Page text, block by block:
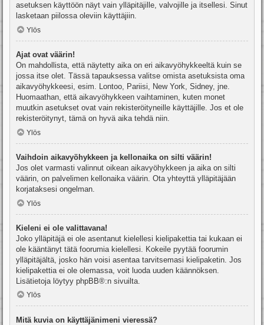
asetuksen käyttöön näyt vain ylläpitäjille, valvojille ja itsellesi. Sinut
lasketaan piilossa oleviin käyttäjiin.
Ylös
Ajat ovat väärin!
On mahdollista, että näytetty aika on eri aikavyöhykkeeltä kuin se
jossa itse olet. Tässä tapauksessa valitse omista asetuksista oma
aikavyöhykkeesi, esim. Lontoo, Pariisi, New York, Sidney, jne.
Huomaathan, että aikavyöhykkeen vaihtaminen, kuten monet
muutkin asetukset ovat vain rekisteröityneille käyttäjille. Jos et ole
rekisteröitynyt, tämä on hyvä aika tehdä niin.
Ylös
Vaihdoin aikavyöhykkeen ja kellonaika on silti väärin!
Jos olet varmasti valinnut oikean aikavyöhykkeen ja aika on silti
väärin, on palvelimen kellonaika väärin. Ota yhteyttä ylläpitäjään
korjataksesi ongelman.
Ylös
Kieleni ei ole valittavana!
Joko ylläpitäjä ei ole asentanut kielellesi kielipakettia tai kukaan ei
ole kääntänyt tätä foorumia kielellesi. Kokeile pyytää foorumin
ylläpitäjältä, josko hän voisi asentaa tarvitsemasi kielipaketin. Jos
kielipakettia ei ole olemassa, voit luoda uuden käännöksen.
Lisätietoja löytyy phpBB®:n sivuilta.
Ylös
Mitä kuvia on käyttäjänimeni vieressä?